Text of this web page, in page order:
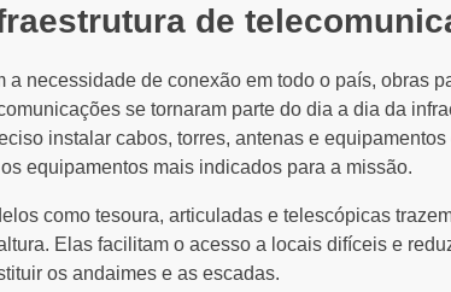
de
a necessidade de conexão em todo o país, obras
se tornaram parte do dia a dia da
instalar cabos, torres, antenas e
equipamentos mais indicados para a missão.
como tesoura, articuladas e telescópicas
Elas facilitam o acesso a locais difíceis e
os andaimes e as escadas.